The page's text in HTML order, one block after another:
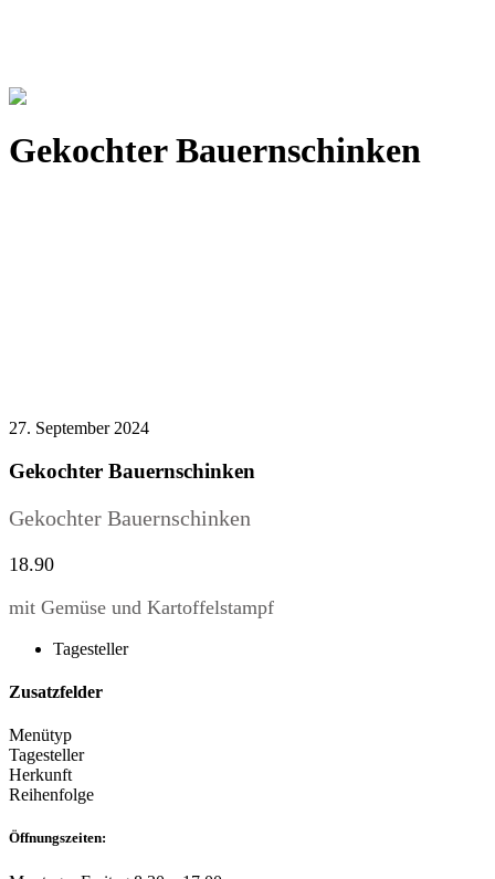
Gekochter Bauernschinken
27. September 2024
Gekochter Bauernschinken
Gekochter Bauernschinken
18.90
mit Gemüse und Kartoffelstampf
Tagesteller
Zusatzfelder
Menütyp
Tagesteller
Herkunft
Reihenfolge
Öffnungszeiten: